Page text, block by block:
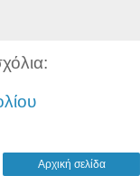
Αρχική σελίδα